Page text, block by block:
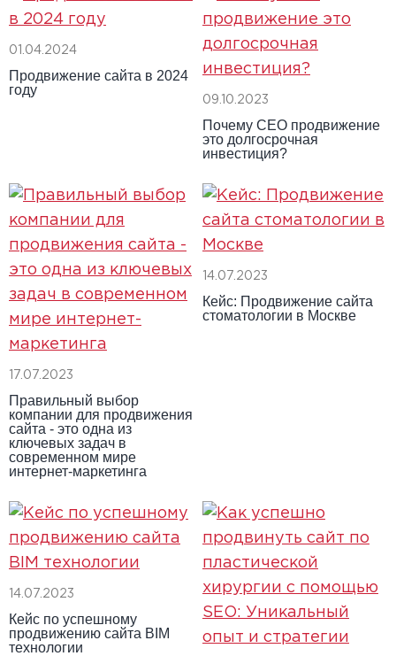
01.04.2024
Продвижение сайта в 2024
году
09.10.2023
Почему СЕО продвижение
это долгосрочная
инвестиция?
17.07.2023
Правильный выбор
компании для продвижения
сайта - это одна из
ключевых задач в
современном мире
интернет-маркетинга
14.07.2023
Кейс: Продвижение сайта
стоматологии в Москве
14.07.2023
Кейс по успешному
продвижению сайта BIM
технологии